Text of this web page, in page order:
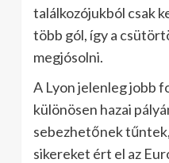
találkozójukból csak
több gól, így a
megjósolni.
A Lyon jelenleg jobb
különösen hazai
sebezhetőnek
sikereket ért el az